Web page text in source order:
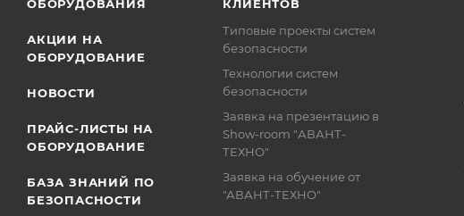
ОБОРУДОВАНИЯ
АКЦИИ НА
ОБОРУДОВАНИЕ
НОВОСТИ
ПРАЙС-ЛИСТЫ НА
ОБОРУДОВАНИЕ
БАЗА ЗНАНИЙ ПО
БЕЗОПАСНОСТИ
КЛИЕНТОВ
Типовые проекты систем
безопасности
Технологии систем
безопасности
Заявка на презентацию в
Show-room "АВАНТ-
ТЕХНО"
Заявка на обучение от
"АВАНТ-ТЕХНО"